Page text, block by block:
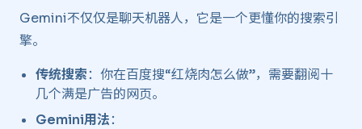
Gemini不仅仅是聊天机器人，它是一个更懂你的搜索引
擎。
传统搜索：你在百度搜“红烧肉怎么做”，需要翻阅十
几个满是广告的网页。
Gemini用法：